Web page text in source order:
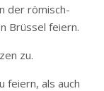
der römisch-
Brüssel feiern.
zu.
feiern, als auch